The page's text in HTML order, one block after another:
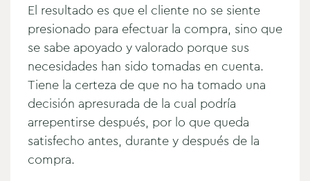
El resultado es que el cliente no se siente
presionado para efectuar la compra, sino que
se sabe apoyado y valorado porque sus
necesidades han sido tomadas en cuenta.
Tiene la certeza de que no ha tomado una
decisión apresurada de la cual podría
arrepentirse después, por lo que queda
satisfecho antes, durante y después de la
compra.